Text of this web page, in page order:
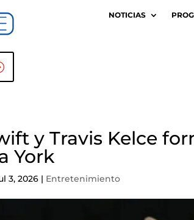
NOTICIAS
y Travis Kelce
York
3, 2026 | Entretenimiento